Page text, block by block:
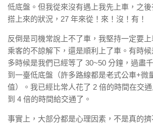
低底盤。但我從來沒有遇上我先上車，之
搭上來的狀況，27 年來從！來！沒！有！
反倒是司機常說上不了車，我堅持一定要
乘客的不諒解下，還是順利上了車。有時
多時候是我們已經等了 30~50 分鐘，過盡
到一臺低底盤（許多路線都是老式公車+微
值）。我已經比常人花了 2 倍的時間在交
到 4 倍的時間給交通了。
事實上，大部分都是心理因素，不是真的擠